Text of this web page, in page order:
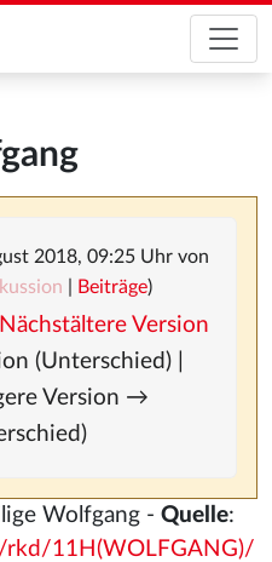
2018, 09:25 Uhr von
Beiträge)
Version
(Unterschied) |
Version →
Wolfgang - Quelle:
rkd/11H(WOLFGANG)/